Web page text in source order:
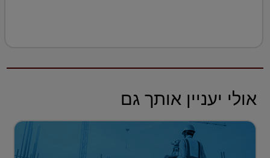
אולי יעניין אותך גם